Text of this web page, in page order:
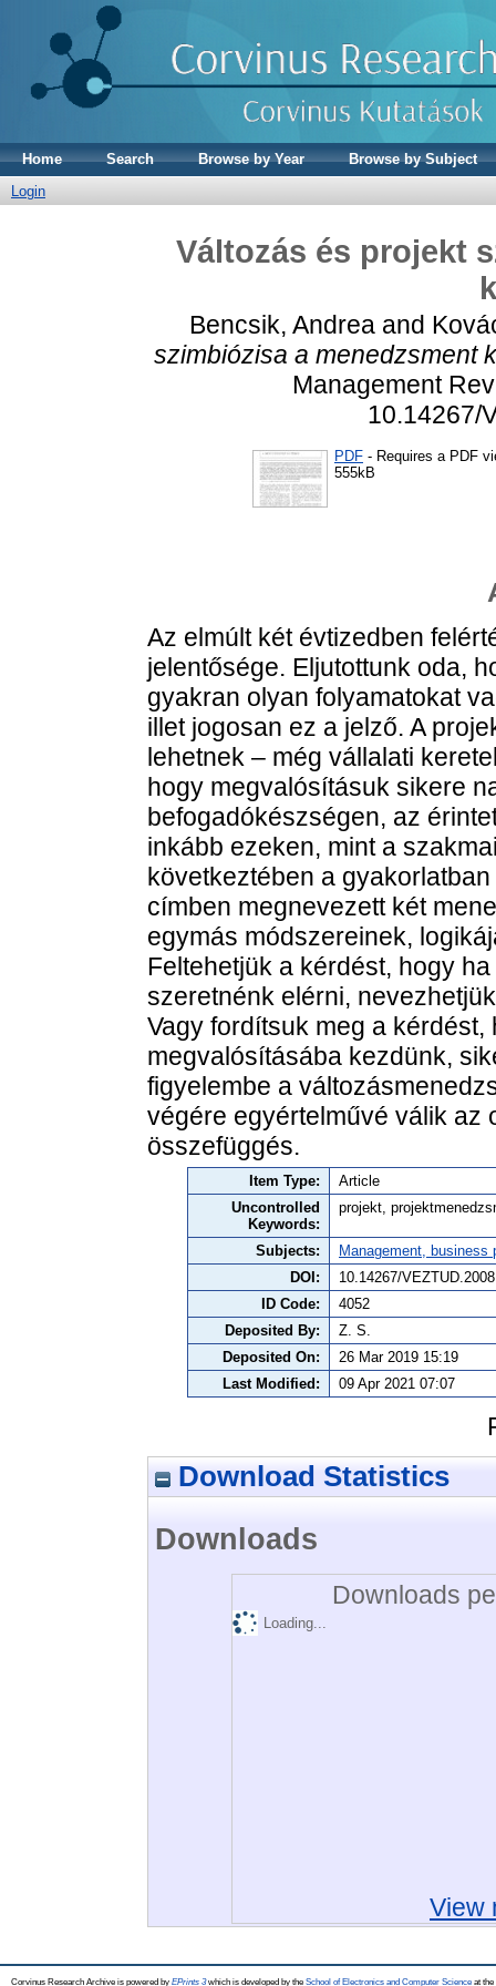
Home Search Browse by Year
Browse by Subject
Login
Változás és projekt
Bencsik, Andreaand
szimbiózisa a menedzsment
Management
10.14267/
PDF - Requires a PDF
555kB
Az elmúlt két évtizedben
jelentősége. Eljutottunk oda,
gyakran olyan folyamatokat
illet jogosan ez a jelző. A
lehetnek – még vállalati
hogy megvalósításuk sikere
befogadókészségen, az
inkább ezeken, mint a
következtében a
címben megnevezett két
egymás módszereinek,
Feltehetjük a kérdést, hogy
szeretnénk elérni,
Vagy fordítsuk meg a
megvalósításába kezdünk,
figyelembe a
végére egyértelművé válik az
összefüggés.
Item Type:
Article
Uncontrolled
Keywords:
projekt,
Subjects:
Management,
DOI:
10.14267/
ID Code:
4052
Deposited By:
Z. S.
Deposited On:
26 Mar 2019 15:19
Last Modified:
09 Apr 2021 07:07
Download Statistics
Downloads
Downloads
Loading...
View
Corvinus Research Archive is powered by EPrints 3which is developed by the School of Electronics and Computer Science at